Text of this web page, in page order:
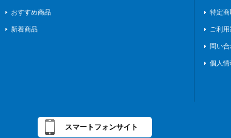
おすすめ商品
新着商品
特定
ご利
問い合
個人
スマートフォンサイト